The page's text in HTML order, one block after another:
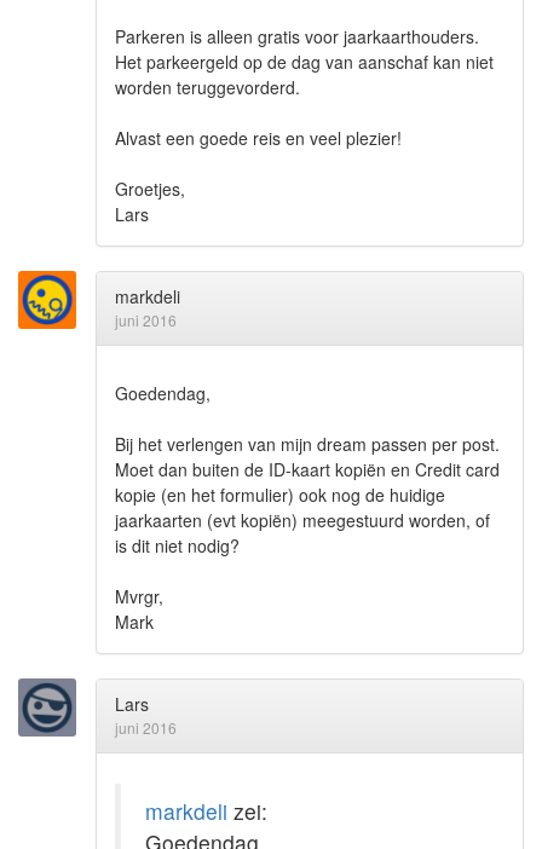
Parkeren is alleen gratis voor jaarkaarthouders.
Het parkeergeld op de dag van aanschaf kan niet
worden teruggevorderd.
Alvast een goede reis en veel plezier!
Groetjes,
Lars
markdeli
juni 2016
Goedendag,
Bij het verlengen van mijn dream passen per post.
Moet dan buiten de ID-kaart kopiën en Credit card
kopie (en het formulier) ook nog de huidige
jaarkaarten (evt kopiën) meegestuurd worden, of
is dit niet nodig?
Mvrgr,
Mark
Lars
juni 2016
markdeli zei:
Goedendag,